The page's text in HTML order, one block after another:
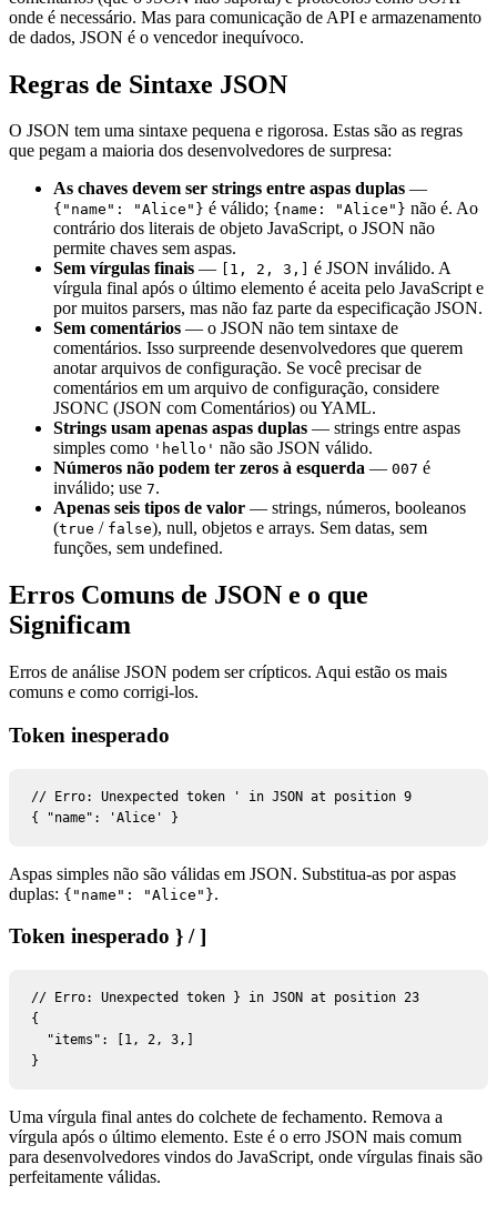
onde é necessário. Mas para comunicação de API e armazenamento
de dados, JSON é o vencedor inequívoco.
Regras de Sintaxe JSON
O JSON tem uma sintaxe pequena e rigorosa. Estas são as regras
que pegam a maioria dos desenvolvedores de surpresa:
As chaves devem ser strings entre aspas duplas —
{ "name": "Alice" } é válido; { name: "Alice" } não é. Ao
contrário dos literais de objeto JavaScript, o JSON não
permite chaves sem aspas.
Sem vírgulas finais — [1, 2, 3,]
é JSON inválido. A
vírgula final após o último elemento é aceita pelo JavaScript e
por muitos parsers, mas não faz parte da especificação JSON.
Sem comentários — o JSON não tem sintaxe de
comentários. Isso surpreende desenvolvedores que querem
anotar arquivos de configuração. Se você precisar de
comentários em um arquivo de configuração, considere
JSONC (JSON com Comentários) ou YAML.
Strings usam apenas aspas duplas — strings entre aspas
simples como 'hello' não são JSON válido.
Números não podem ter zeros à esquerda — 007 é
inválido; use 7.
Apenas seis tipos de valor — strings, números, booleanos
(true / false), null, objetos e arrays. Sem datas, sem
funções, sem undefined.
Erros Comuns de JSON e o que
Significam
Erros de análise JSON podem ser crípticos. Aqui estão os mais
comuns e como corrigi-los.
Token inesperado
// Erro: Unexpected token ' in JSON at position 9
{ "name": 'Alice' }
Aspas simples não são válidas em JSON. Substitua-as por aspas
duplas: { "name": "Alice" }.
Token inesperado } / ]
// Erro: Unexpected token } in JSON at position 23
{
  "items": [1, 2, 3,]
}
Uma vírgula final antes do colchete de fechamento. Remova a
vírgula após o último elemento. Este é o erro JSON mais comum
para desenvolvedores vindos do JavaScript, onde vírgulas finais são
perfeitamente válidas.